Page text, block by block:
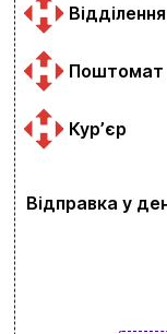
Відділення
Поштомат
Курʼєр
Відправка у